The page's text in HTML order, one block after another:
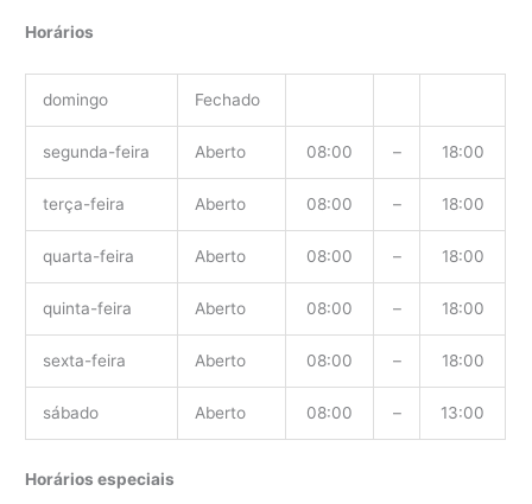
Horários
domingo Fechado
segunda-feira Aberto 08:00 – 18:00
terça-feira Aberto 08:00 – 18:00
quarta-feira Aberto 08:00 – 18:00
quinta-feira Aberto 08:00 – 18:00
sexta-feira Aberto 08:00 – 18:00
sábado Aberto 08:00 – 13:00
Horários especiais